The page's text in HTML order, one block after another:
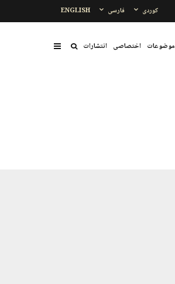
ENGLISH فارسی کوردی
موضوعات اختصاصی انتشارات